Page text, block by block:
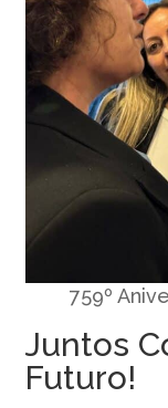
759º
Juntos
Futuro!